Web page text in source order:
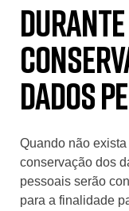
dados
Quando não
conservação dos
pessoais serão
para a finalidade